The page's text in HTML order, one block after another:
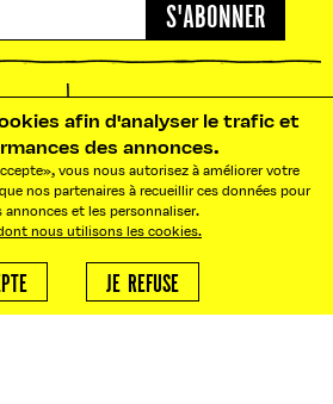
S'ABONNER
AGENCE LFM
Besoin d'un traiteur ?
afin d'analyser le trafic et
des annonces.
vous nous autorisez à améliorer votre
nos partenaires à recueillir ces données pour
annonces et les personnaliser.
nous utilisons les cookies.
JE REFUSE